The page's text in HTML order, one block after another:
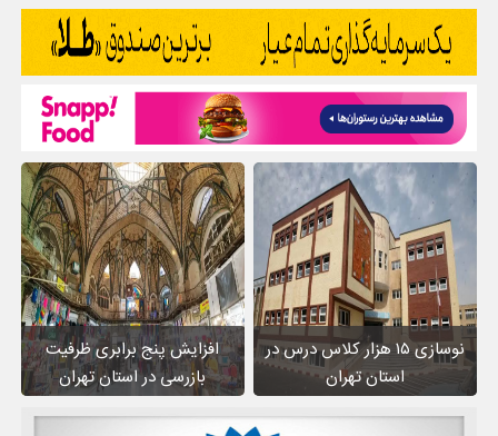
نوسازی ۱۵ هزار کلاس درس در
استان تهران
افزایش پنج برابری ظرفیت
بازرسی در استان تهران